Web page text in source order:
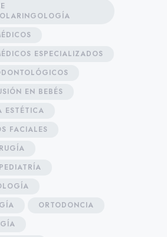
ESPECIALIZADOS
EN BEBÉS
ESTÉTICA
FACIALES
ORTODONCIA